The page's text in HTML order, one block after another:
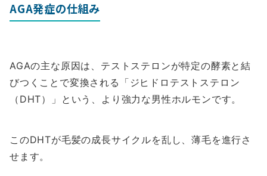
AGA発症の仕組み
AGAの主な原因は、テストステロンが特定の酵素と結
びつくことで変換される「ジヒドロテストステロン
（DHT）」という、より強力な男性ホルモンです。
このDHTが毛髪の成長サイクルを乱し、薄毛を進行さ
せます。